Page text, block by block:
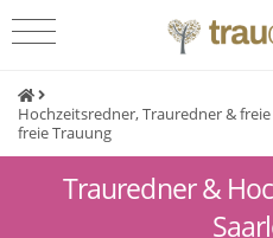
Hochzeitsredner, Trauredner &
freie Trauung
Trauredner &